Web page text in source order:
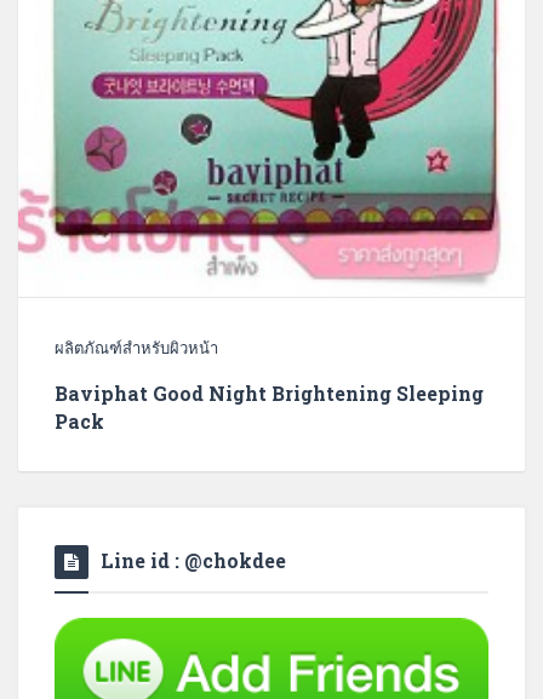
ผลิตภัณฑ์สำหรับผิวหน้า
Baviphat Good Night Brightening Sleeping
Pack
Line id : @chokdee